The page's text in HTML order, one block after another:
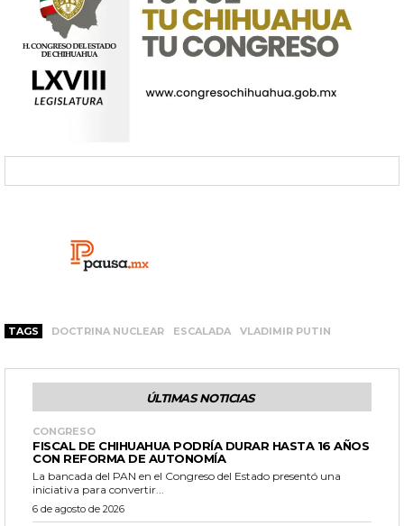
TAGS DOCTRINA NUCLEAR ESCALADA VLADIMIR PUTIN
ÚLTIMAS NOTICIAS
CONGRESO
FISCAL DE CHIHUAHUA PODRÍA DURAR HASTA 16 AÑOS
CON REFORMA DE AUTONOMÍA
La bancada del PAN en el Congreso del Estado presentó una
iniciativa para convertir...
6 de agosto de 2026